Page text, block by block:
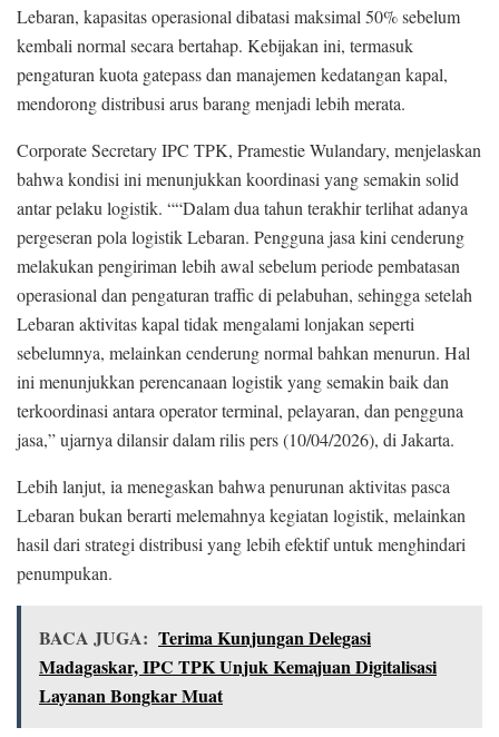
Lebaran, kapasitas operasional dibatasi maksimal 50% sebelum
kembali normal secara bertahap. Kebijakan ini, termasuk
pengaturan kuota gatepass dan manajemen kedatangan kapal,
mendorong distribusi arus barang menjadi lebih merata.
Corporate Secretary IPC TPK, Pramestie Wulandary, menjelaskan
bahwa kondisi ini menunjukkan koordinasi yang semakin solid
antar pelaku logistik. ““Dalam dua tahun terakhir terlihat adanya
pergeseran pola logistik Lebaran. Pengguna jasa kini cenderung
melakukan pengiriman lebih awal sebelum periode pembatasan
operasional dan pengaturan traffic di pelabuhan, sehingga setelah
Lebaran aktivitas kapal tidak mengalami lonjakan seperti
sebelumnya, melainkan cenderung normal bahkan menurun. Hal
ini menunjukkan perencanaan logistik yang semakin baik dan
terkoordinasi antara operator terminal, pelayaran, dan pengguna
jasa,” ujarnya dilansir dalam rilis pers (10/04/2026), di Jakarta.
Lebih lanjut, ia menegaskan bahwa penurunan aktivitas pasca
Lebaran bukan berarti melemahnya kegiatan logistik, melainkan
hasil dari strategi distribusi yang lebih efektif untuk menghindari
penumpukan.
BACA JUGA: Terima Kunjungan Delegasi
Madagaskar, IPC TPK Unjuk Kemajuan Digitalisasi
Layanan Bongkar Muat